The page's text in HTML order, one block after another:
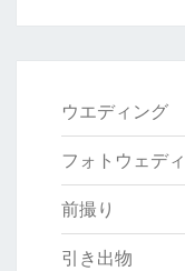
ウエディング
フォトウェデ
前撮り
引き出物